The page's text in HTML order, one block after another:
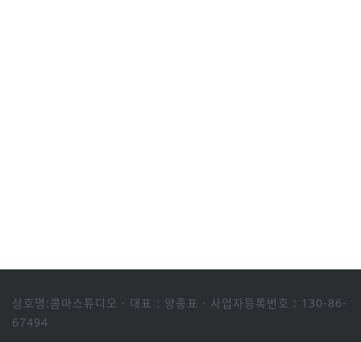
상호명:콤마스튜디오 · 대표 : 양종표 · 사업자등록번호 : 130-86-
67494